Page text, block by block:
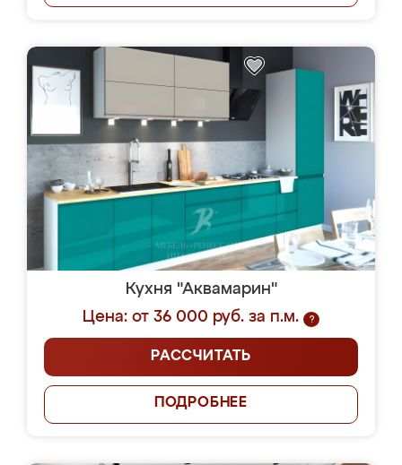
Кухня "Аквамарин"
Цена: от 36 000 руб. за п.м.
?
РАССЧИТАТЬ
ПОДРОБНЕЕ